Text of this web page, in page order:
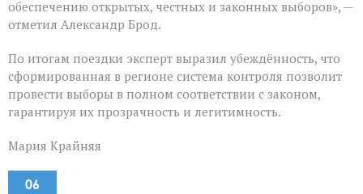
обеспечению открытых, честных и законных выборов», —
отметил Александр Брод.
По итогам поездки эксперт выразил убеждённость, что
сформированная в регионе система контроля позволит
провести выборы в полном соответствии с законом,
гарантируя их прозрачность и легитимность.
Мария Крайняя
06